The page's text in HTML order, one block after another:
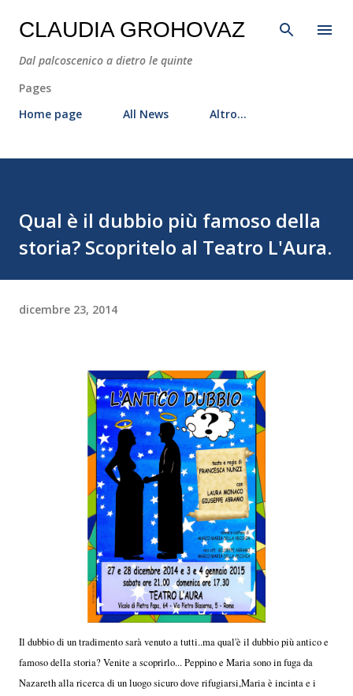
Passa ai contenuti principali
CLAUDIA GROHOVAZ
Dal palcoscenico a dietro le quinte
Pages
Home page
All News Altro…
Qual è il dubbio più famoso della
storia? Scopritelo al Teatro L'Aura.
dicembre 23, 2014
Il dubbio di un tradimento sarà venuto a tutti..ma qual'è il dubbio più antico e
famoso della storia? Venite a scoprirlo... Peppino e Maria sono in fuga da
Nazareth alla ricerca di un luogo sicuro dove rifugiarsi,Maria è incinta e i